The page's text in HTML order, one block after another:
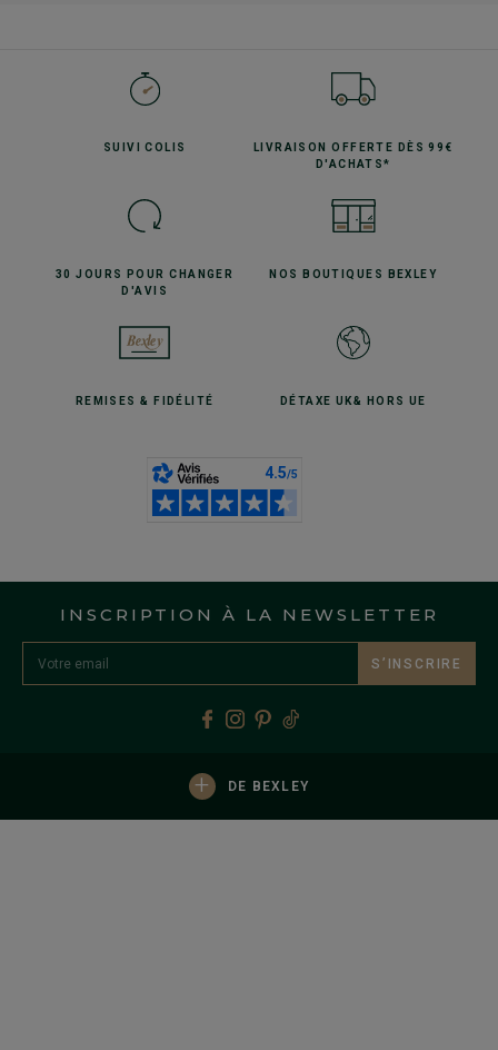
SUIVICOLIS LIVRAISON OFFERTE
DÈS 99€
D'ACHATS*
30 JOURS POURCHANGER
D'AVIS
NOS BOUTIQUES BEXLEY
REMISES& FIDÉLITÉ DÉTAXE UK& HORS UE
INSCRIPTION À LA NEWSLETTER
S’INSCRIRE
+ DE BEXLEY